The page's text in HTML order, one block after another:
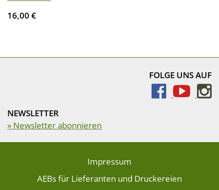
16,00 €
FOLGE UNS AUF
NEWSLETTER
» Newsletter abonnieren
Impressum
AEBs für Lieferanten und Druckereien